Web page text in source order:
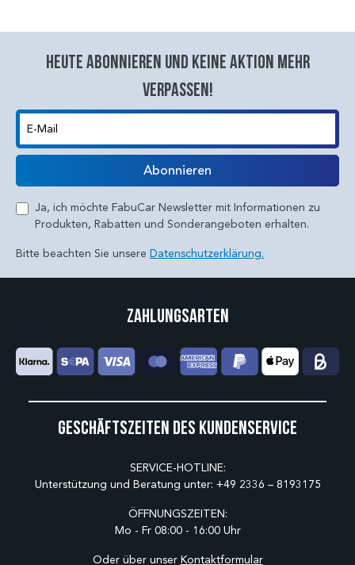
Heute abonnieren und keine aktion mehr
verpassen!
E-Mail
Abonnieren
Ja, ich möchte FabuCar Newsletter mit Informationen zu
Produkten, Rabatten und Sonderangeboten erhalten.
Bitte beachten Sie unsere Datenschutzerklärung.
Geschäftszeiten des Kundenservice
SERVICE-HOTLINE:
Unterstützung und Beratung unter: +49 2336 – 8193175
ÖFFNUNGSZEITEN:
Mo - Fr 08:00 - 16:00 Uhr
Oder über unser Kontaktformular
Zahlungsarten